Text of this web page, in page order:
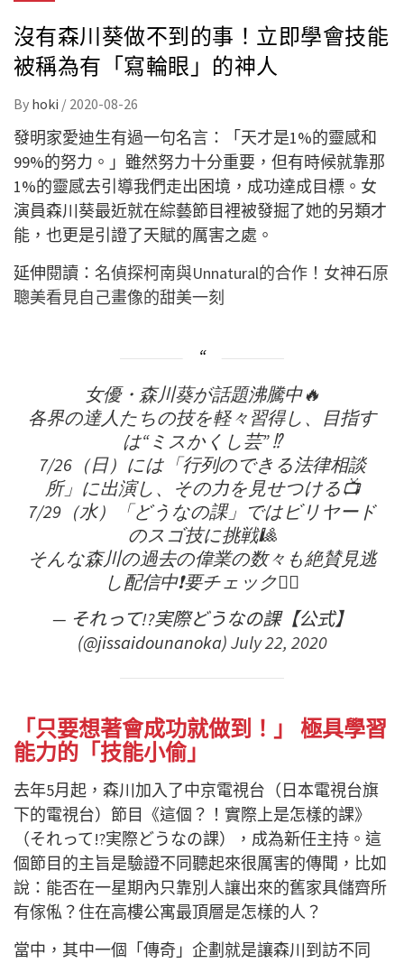
沒有森川葵做不到的事！立即學會技能
被稱為有「寫輪眼」的神人
By hoki / 2020-08-26
發明家愛迪生有過一句名言：「天才是1%的靈感和
99%的努力。」雖然努力十分重要，但有時候就靠那
1%的靈感去引導我們走出困境，成功達成目標。女
演員森川葵最近就在綜藝節目裡被發掘了她的另類才
能，也更是引證了天賦的厲害之處。
延伸閱讀： 名偵探柯南與Unnatural的合作！女神石原
聰美看見自己畫像的甜美一刻
女優・森川葵が話題沸騰中🔥
各界の達人たちの技を軽々習得し、目指す
は“ミスかくし芸” ⁉️
7/26（日）には「行列のできる法律相談
所」に出演し、その力を見せつける📺
7/29（水）「どうなの課」ではビリヤード
のスゴ技に挑戦🎱
そんな森川の過去の偉業の数々も絶賛見逃
し配信中❗️要チェック👆🏻
— それって!?実際どうなの課【公式】
(@jissaidounanoka)July 22, 2020
「只要想著會成功就做到！」 極具學習
能力的「技能小偷」
去年5月起，森川加入了中京電視台（日本電視台旗
下的電視台）節目《這個？！實際上是怎樣的課》
（それって!?実際どうなの課），成為新任主持。這
個節目的主旨是驗證不同聽起來很厲害的傳聞，比如
說：能否在一星期內只靠別人讓出來的舊家具儲齊所
有傢俬？住在高樓公寓最頂層是怎樣的人？
當中，其中一個「傳奇」企劃就是讓森川到訪不同